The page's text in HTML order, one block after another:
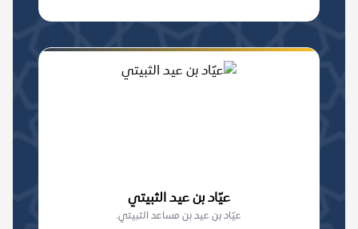
عيّاد بن عيد الثبيتي
عيّاد بن عيد بن مساعد الثبيتي.